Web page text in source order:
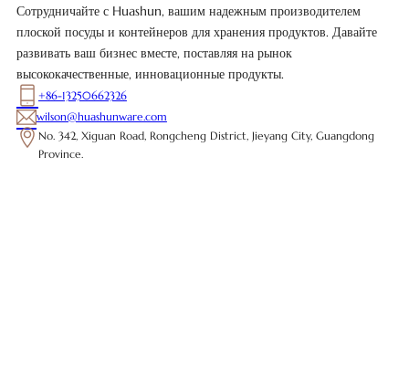
Сотрудничайте с Huashun, вашим надежным производителем
плоской посуды и контейнеров для хранения продуктов. Давайте
развивать ваш бизнес вместе, поставляя на рынок
высококачественные, инновационные продукты.
+86-13250662326
wilson@huashunware.com
No. 342, Xiguan Road, Rongcheng District, Jieyang City, Guangdong
Province.